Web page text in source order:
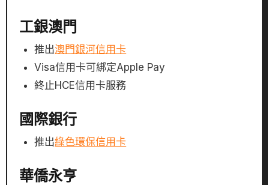
工銀澳門
推出澳門銀河信用卡
Visa信用卡可綁定Apple Pay
終止HCE信用卡服務
國際銀行
推出綠色環保信用卡
華僑永亨